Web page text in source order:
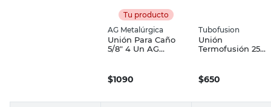
Tu producto
AG Metalúrgica
Unión Para Caño
5/8" 4 Un AG
$1090
Tubofusion
Unión
Termofusión 25
$650